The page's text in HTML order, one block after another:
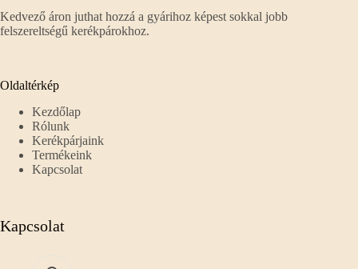
Kedvező áron juthat hozzá a gyárihoz képest sokkal jobb
felszereltségű kerékpárokhoz.
Oldaltérkép
Kezdőlap
Rólunk
Kerékpárjaink
Termékeink
Kapcsolat
Kapcsolat